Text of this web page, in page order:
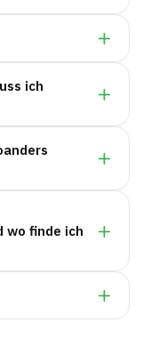
ich
wo finde ich